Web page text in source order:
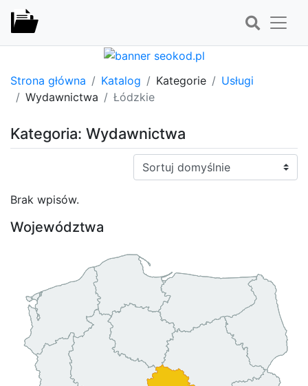
Strona główna Katalog Kategorie
Usługi
Wydawnictwa
Łódzkie
Kategoria: Wydawnictwa
Sortuj:
Brak wpisów.
Województwa